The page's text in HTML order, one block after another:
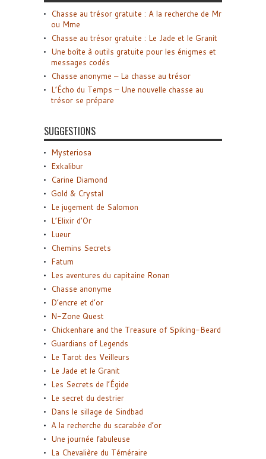
Chasse au trésor gratuite : A la recherche de Mr
ou Mme
Chasse au trésor gratuite : Le Jade et le Granit
Une boîte à outils gratuite pour les énigmes et
messages codés
Chasse anonyme – La chasse au trésor
L’Écho du Temps – Une nouvelle chasse au
trésor se prépare
SUGGESTIONS
Mysteriosa
Exkalibur
Carine Diamond
Gold & Crystal
Le jugement de Salomon
L’Elixir d’Or
Lueur
Chemins Secrets
Fatum
Les aventures du capitaine Ronan
Chasse anonyme
D’encre et d’or
N-Zone Quest
Chickenhare and the Treasure of Spiking-Beard
Guardians of Legends
Le Tarot des Veilleurs
Le Jade et le Granit
Les Secrets de l’Égide
Le secret du destrier
Dans le sillage de Sindbad
A la recherche du scarabée d’or
Une journée fabuleuse
La Chevalière du Téméraire